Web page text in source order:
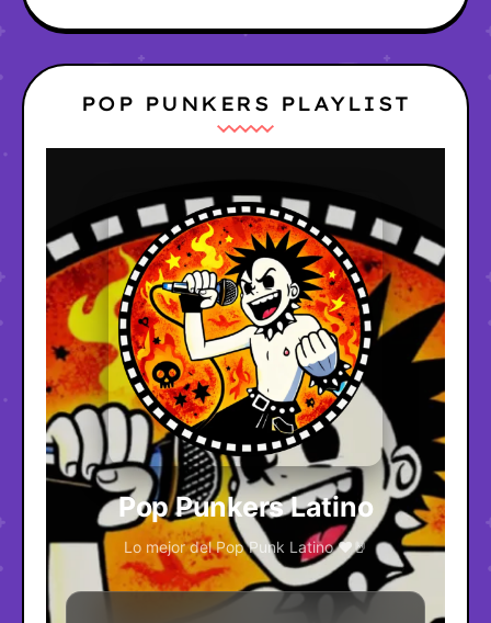
POP PUNKERS PLAYLIST